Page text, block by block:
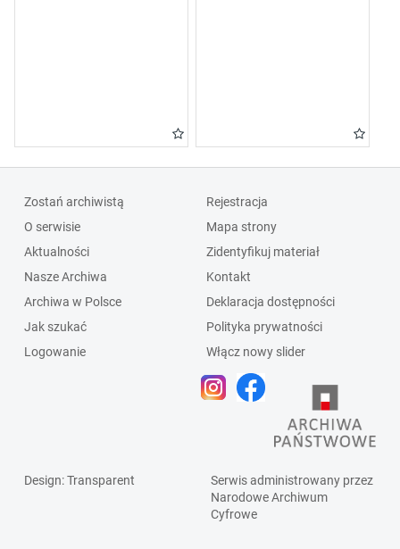
Zostań archiwistą
O serwisie
Aktualności
Nasze Archiwa
Archiwa w Polsce
Jak szukać
Logowanie
Rejestracja
Mapa strony
Zidentyfikuj materiał
Kontakt
Deklaracja dostępności
Polityka prywatności
Włącz nowy slider
Design: Transparent
Serwis administrowany przez
Narodowe Archiwum
Cyfrowe